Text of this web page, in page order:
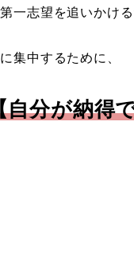
一志望を追いかける
集中するために、
自分が納得